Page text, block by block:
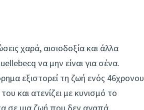
χαρά, αισιοδοξία και άλλα
να μην είναι για σένα.
εξιστορεί τη ζωή ενός 46χρονου
και ατενίζει με κυνισμό το